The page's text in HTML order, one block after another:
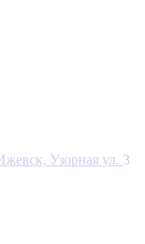
Узорная ул. 3